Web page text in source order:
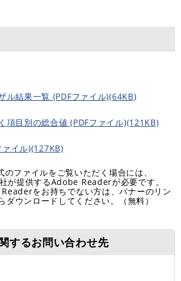
ル結果一覧 (PDFファイル)(64KB)
項目別の総合値 (PDFファイル)(121KB)
イル)(127KB)
のファイルをご覧いただく場合には、
が提供するAdobe Readerが必要です。
をお持ちでない方は、バナーのリン
ダウンロードしてください。（無料）
するお問い合わせ先